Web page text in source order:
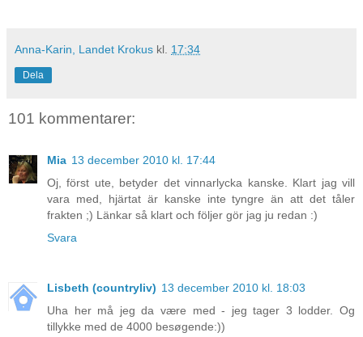
Anna-Karin, Landet Krokus kl. 17:34
Dela
101 kommentarer:
Mia 13 december 2010 kl. 17:44
Oj, först ute, betyder det vinnarlycka kanske. Klart jag vill
vara med, hjärtat är kanske inte tyngre än att det tåler
frakten ;) Länkar så klart och följer gör jag ju redan :)
Svara
Lisbeth (countryliv) 13 december 2010 kl. 18:03
Uha her må jeg da være med - jeg tager 3 lodder. Og
tillykke med de 4000 besøgende:))